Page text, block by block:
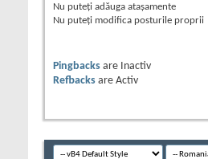
Nu puteţi adăuga ataşamente
Nu puteţi modifica posturile proprii
Pingbacks are
Inactiv
Refbacks are Activ